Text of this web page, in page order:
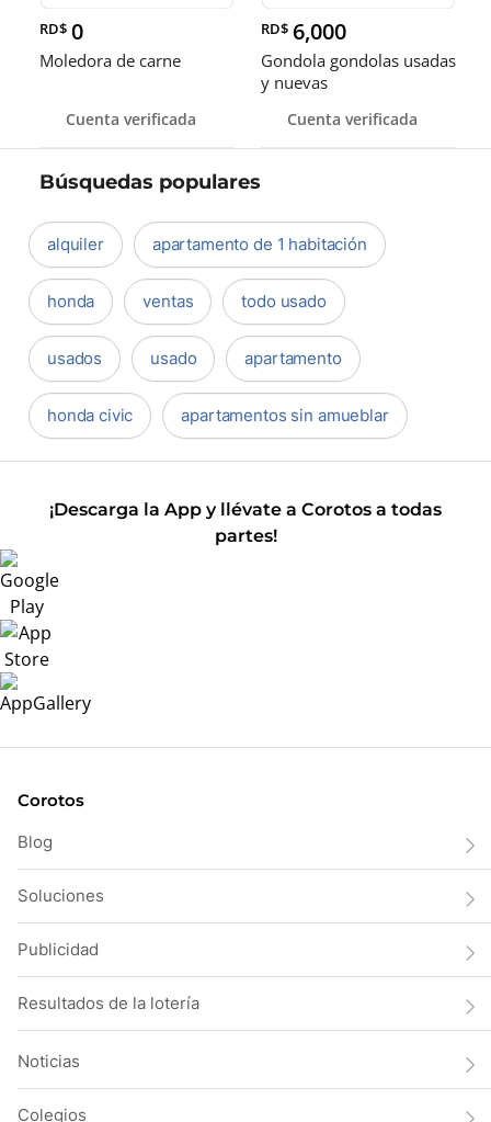
RD$ 0
Moledora de carne
Cuenta verificada
RD$ 6,000
Gondola gondolas usadas
y nuevas
Cuenta verificada
Búsquedas populares
alquiler apartamento de 1 habitación
honda ventas todo usado
usados usado apartamento
honda civic apartamentos sin amueblar
¡Descarga la App y llévate a Corotos a todas
partes!
Corotos
Blog
Soluciones
Publicidad
Resultados de la lotería
Noticias
Colegios